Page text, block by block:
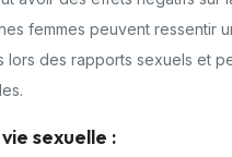
femmes peuvent ressentir
lors des rapports sexuels et
sexuelle :